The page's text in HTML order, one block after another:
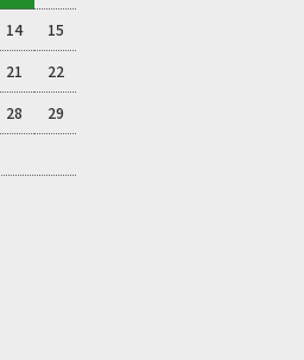
14 15
21 22
28 29